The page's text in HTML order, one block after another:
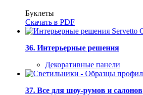
Буклеты
Скачать в PDF
36. Интерьерные решения
Декоративные панели
37. Все для шоу-румов и салонов